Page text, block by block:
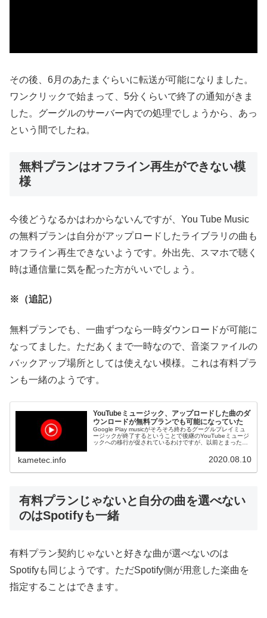
その後、6月のあたまぐらいに転送が可能になりました。
ワンクリックで始まって、5分くらいで終了の通知がきま
した。グーグルのサーバー内での処理でしょうから、あっ
という間でしたね。
無料プランはオフライン再生ができない模
様
今後どうなるかはわからないんですが、You Tube Music
の無料プランは自分がアップロードしたライブラリの曲も
オフライン再生できないようです。外出先、スマホで聴く
時は通信量に気を配った方がいいでしょう。
※（追記）
無料プランでも、一曲ずつなら一時ダウンロードが可能に
なってました。ただあくまで一時なので、音楽ファイルの
バックアップ場所としては使えない模様。これは有料プラ
ンも一緒のようです。
YouTubeミュージック、アップロードした曲のダ
ウンロードが無料プランでも可能になっていた
Google Play musicがそろそろ終わるグーグルプレイミュ
ージックが終了するということで後継のYouTubeミュージ
ックへの移行が促されているわけですが、以前とまったく
kametec.info 2020.08.10
有料プランじゃないと自分の曲を選べない
のはSpotifyも一緒
有料プラン契約じゃないと好きな曲が選べないのは
Spotifyも同じようです。ただSpotify側が用意した楽曲を
指定することはできます。